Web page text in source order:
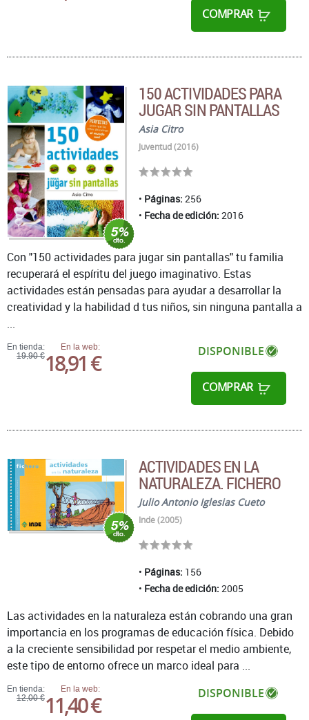
COMPRAR
150 ACTIVIDADES PARA
JUGAR SIN PANTALLAS
Asia Citro
Juventud (2016)
Páginas: 256
Fecha de edición: 2016
En tienda:
19,90 €
En la web:
18,91 € DISPONIBLE
COMPRAR
Con "150 actividades para jugar sin pantallas" tu familia
recuperará el espíritu del juego imaginativo. Estas
actividades están pensadas para ayudar a desarrollar la
creatividad y la habilidad d tus niños, sin ninguna pantalla a
...
ACTIVIDADES EN LA
NATURALEZA. FICHERO
Julio Antonio Iglesias Cueto
Inde (2005)
Páginas: 156
Fecha de edición: 2005
En tienda:
12,00 €
En la web:
11,40 € DISPONIBLE
Las actividades en la naturaleza están cobrando una gran
importancia en los programas de educación física. Debido
a la creciente sensibilidad por respetar el medio ambiente,
este tipo de entorno ofrece un marco ideal para ...